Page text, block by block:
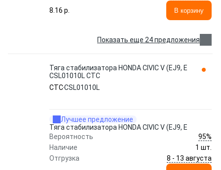
8.16 p.
В корзину
Показать еще 24 предложения
Тяга стабилизатора HONDA CIVIC V (EJ9, E
CSL01010L CTC
CTCCSL01010L
Лучшее предложение
Тяга стабилизатора HONDA CIVIC V (EJ9, E
Вероятность
95%
Наличие
1 шт.
Отгрузка
8 - 13 августа